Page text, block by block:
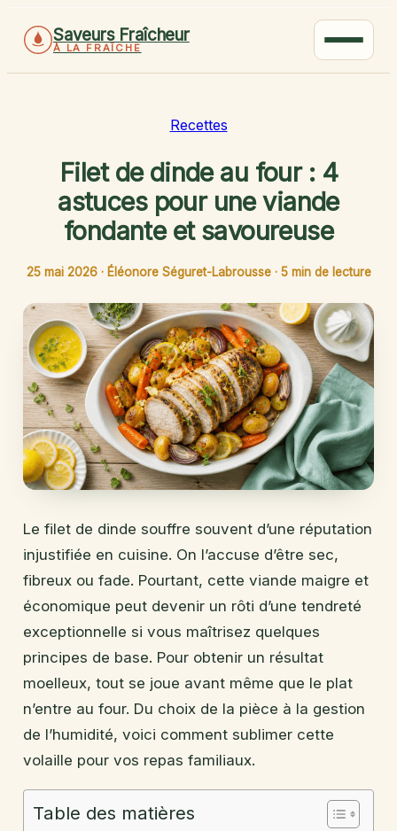
Saveurs Fraîcheur
À LA FRAÎCHE
Recettes
Filet de dinde au four : 4
astuces pour une viande
fondante et savoureuse
25 mai 2026 · Éléonore Séguret-Labrousse · 5 min de lecture
Le filet de dinde souffre souvent d’une réputation
injustifiée en cuisine. On l’accuse d’être sec,
fibreux ou fade. Pourtant, cette viande maigre et
économique peut devenir un rôti d’une tendreté
exceptionnelle si vous maîtrisez quelques
principes de base. Pour obtenir un résultat
moelleux, tout se joue avant même que le plat
n’entre au four. Du choix de la pièce à la gestion
de l’humidité, voici comment sublimer cette
volaille pour vos repas familiaux.
Table des matières